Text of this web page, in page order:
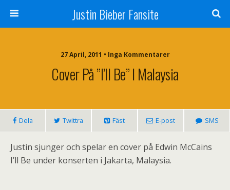
Justin Bieber Fansite
27 April, 2011 • Inga Kommentarer
Cover På ”I’ll Be” I Malaysia
Dela Twittra Fäst E-post SMS
Justin sjunger och spelar en cover på Edwin McCains
I’ll Be under konserten i Jakarta, Malaysia.